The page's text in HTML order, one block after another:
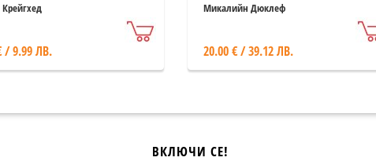
/ 9.99 ЛВ.
Микалийн Дюклеф
20.00 € / 39.12 ЛВ.
ВКЛЮЧИ СЕ!